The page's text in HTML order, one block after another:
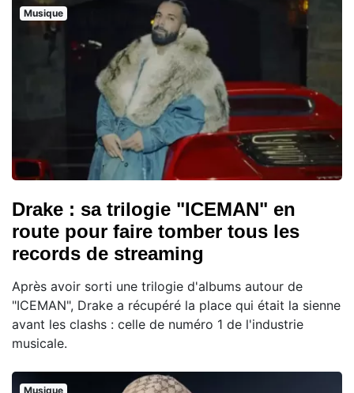
Musique
Drake : sa trilogie "ICEMAN" en
route pour faire tomber tous les
records de streaming
Après avoir sorti une trilogie d'albums autour de
"ICEMAN", Drake a récupéré la place qui était la sienne
avant les clashs : celle de numéro 1 de l'industrie
musicale.
Musique